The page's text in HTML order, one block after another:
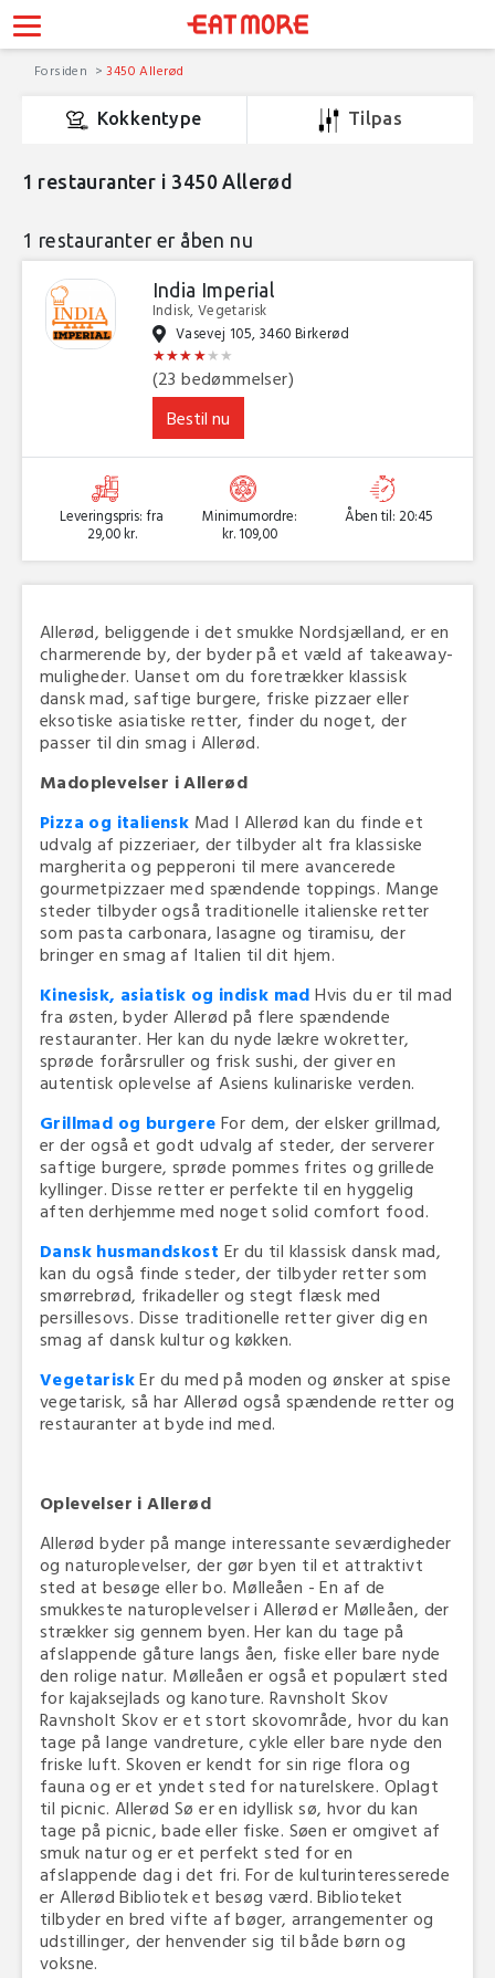
Forsiden 3450 Allerød
Kokkentype Tilpas
1 restauranter i 3450 Allerød
1 restauranter er åben nu
India Imperial
Indisk, Vegetarisk
Vasevej 105, 3460 Birkerød
★★★★★★
★★★★★★
(23 bedømmelser)
Bestil nu
Leveringspris: fra
29,00 kr.
Minimumordre:
kr. 109,00
Åben til: 20:45
Allerød, beliggende i det smukke Nordsjælland, er en
charmerende by, der byder på et væld af takeaway-
muligheder. Uanset om du foretrækker klassisk
dansk mad, saftige burgere, friske pizzaer eller
eksotiske asiatiske retter, finder du noget, der
passer til din smag i Allerød.
Madoplevelser i Allerød
Pizza og italiensk Mad I Allerød kan du finde et
udvalg af pizzeriaer, der tilbyder alt fra klassiske
margherita og pepperoni til mere avancerede
gourmetpizzaer med spændende toppings. Mange
steder tilbyder også traditionelle italienske retter
som pasta carbonara, lasagne og tiramisu, der
bringer en smag af Italien til dit hjem.
Kinesisk, asiatisk og indisk mad Hvis du er til mad
fra østen, byder Allerød på flere spændende
restauranter. Her kan du nyde lækre wokretter,
sprøde forårsruller og frisk sushi, der giver en
autentisk oplevelse af Asiens kulinariske verden.
Grillmad og burgere For dem, der elsker grillmad,
er der også et godt udvalg af steder, der serverer
saftige burgere, sprøde pommes frites og grillede
kyllinger. Disse retter er perfekte til en hyggelig
aften derhjemme med noget solid comfort food.
Dansk husmandskost Er du til klassisk dansk mad,
kan du også finde steder, der tilbyder retter som
smørrebrød, frikadeller og stegt flæsk med
persillesovs. Disse traditionelle retter giver dig en
smag af dansk kultur og køkken.
VegetariskEr du med på moden og ønsker at spise
vegetarisk, så har Allerød også spændende retter og
restauranter at byde ind med.
Oplevelser i Allerød
Allerød byder på mange interessante seværdigheder
og naturoplevelser, der gør byen til et attraktivt
sted at besøge eller bo. Mølleåen - En af de
smukkeste naturoplevelser i Allerød er Mølleåen, der
strækker sig gennem byen. Her kan du tage på
afslappende gåture langs åen, fiske eller bare nyde
den rolige natur. Mølleåen er også et populært sted
for kajaksejlads og kanoture. Ravnsholt Skov
Ravnsholt Skov er et stort skovområde, hvor du kan
tage på lange vandreture, cykle eller bare nyde den
friske luft. Skoven er kendt for sin rige flora og
fauna og er et yndet sted for naturelskere. Oplagt
til picnic. Allerød Sø er en idyllisk sø, hvor du kan
tage på picnic, bade eller fiske. Søen er omgivet af
smuk natur og er et perfekt sted for en
afslappende dag i det fri. For de kulturinteresserede
er Allerød Bibliotek et besøg værd. Biblioteket
tilbyder en bred vifte af bøger, arrangementer og
udstillinger, der henvender sig til både børn og
voksne.